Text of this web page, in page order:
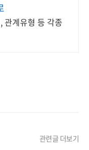
관계유형 등 각종
관련글 더보기